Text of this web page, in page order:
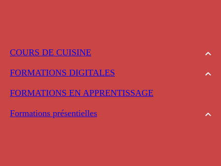
COURS DE CUISINE
FORMATIONS DIGITALES
FORMATIONS EN APPRENTISSAGE
Formations présentielles